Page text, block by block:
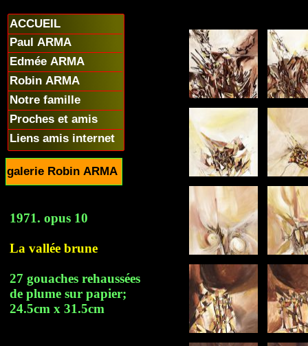
1971. opus 10
La vallée brune
27 gouaches rehaussées
de plume sur papier;
24.5cm x 31.5cm
ACCUEIL
Paul ARMA
Edmée ARMA
Robin ARMA
Notre famille
Proches et amis
Liens amis internet
galerie Robin ARMA